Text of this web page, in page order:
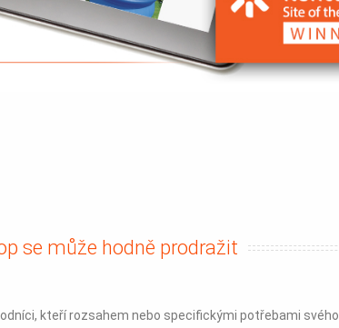
se může hodně prodražit
kteří rozsahem nebo specifickými potřebami svého